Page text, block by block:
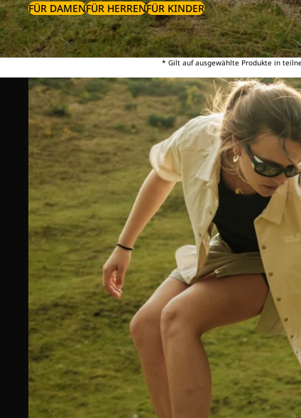
FÜR DAMENFÜR HERRENFÜR KINDER
* Gilt auf ausgewählte Produkte in